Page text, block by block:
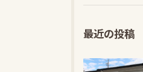
最近の投稿